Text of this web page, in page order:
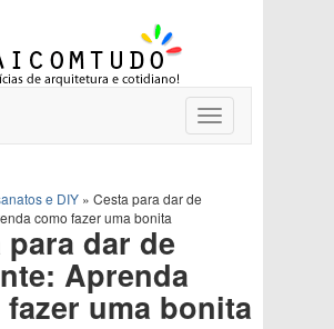
Toggle
navigation
e DIY » Cesta para dar de
como fazer uma bonita
para dar de
Aprenda
uma bonita